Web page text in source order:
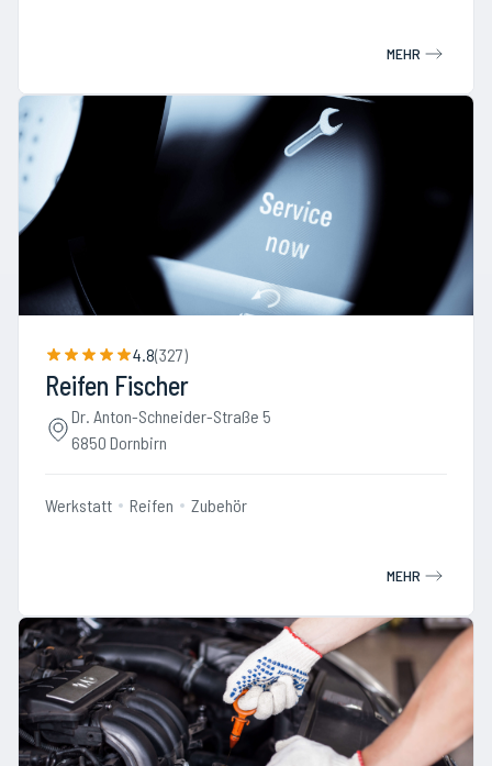
MEHR
4.8(327)
Reifen Fischer
Dr. Anton-Schneider-Straße 5
6850 Dornbirn
Werkstatt Reifen Zubehör
MEHR